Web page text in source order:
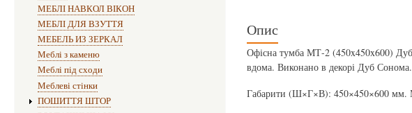
Опис
Офісна тумба МТ-2 (450x450x600) Дуб
вдома. Виконано в декорі Дуб
Габарити (Ш×Г×В): 450×450×600 мм.
МЕБЛІ НАВКОЛ ВІКОН
МЕБЛІ ДЛЯ ВЗУТТЯ
МЕБЕЛЬ ИЗ ЗЕРКАЛ
Меблі з каменю
Меблі під сходи
Меблеві стінки
ПОШИТТЯ ШТОР